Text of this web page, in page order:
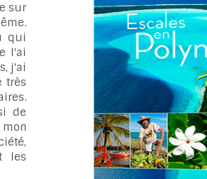
sur
qui
l'ai
j'ai
très
de
les